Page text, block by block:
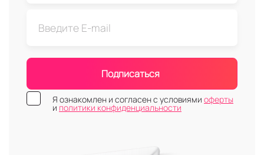
Подписаться
Я ознакомлен и согласен с условиями оферты
и политики конфиденциальности